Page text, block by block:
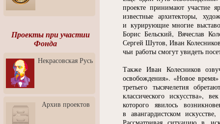
Фестиваль уличной
Отчётный концерт детского
театра танца "Задоринка"
Профессионалов - Эпизод
3: Обусловленности
человека и их влияние на
карьеру
скульптором Дмитрием
Тугариновым
Проекты при участии
Фонда
Некрасовская Русь
Архив проектов
проекте принимают участие
известные архитекторы,
и курирующие многие
Борис Бельский, Вячеслав
Сергей Шутов, Иван
чьи работы смогут увидеть
Также Иван Колесников
освобождения». «Новое
третьего тысячелетия
классического искусства»,
которого явилось
в авангардистском